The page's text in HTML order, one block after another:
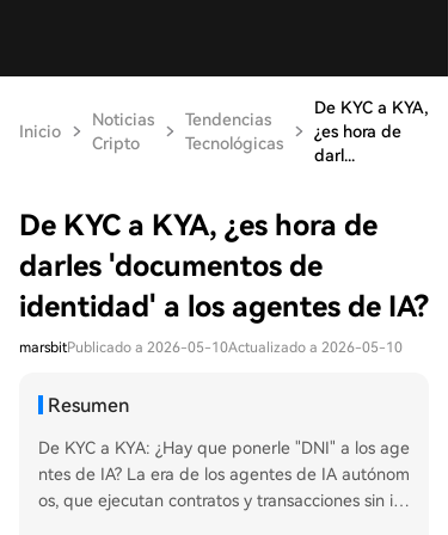
Inicio
Noticias
Cripto
Tendencias
Tecnológicas
De KYC a KYA,
¿es hora de
darl...
De KYC a KYA, ¿es hora de
darles 'documentos de
identidad' a los agentes de IA?
marsbitPublicado a 2026-05-10Actualizado a 2026-05-10
Resumen
De KYC a KYA: ¿Hay que ponerle "DNI" a los age
ntes de IA? La era de los agentes de IA autónom
os, que ejecutan contratos y transacciones sin int